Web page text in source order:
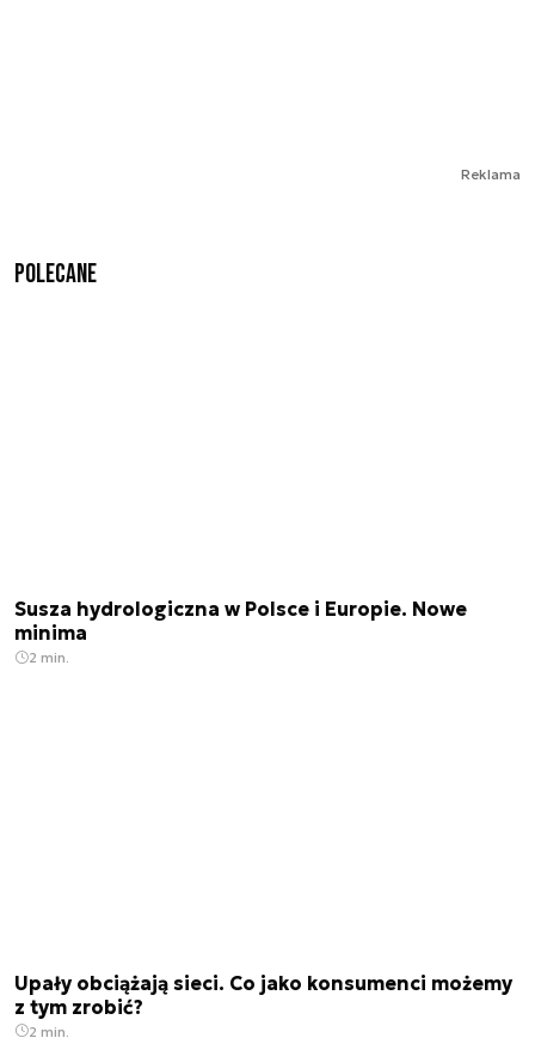
Reklama
Polecane
Susza hydrologiczna w Polsce i Europie. Nowe
minima
2 min.
Upały obciążają sieci. Co jako konsumenci możemy
z tym zrobić?
2 min.